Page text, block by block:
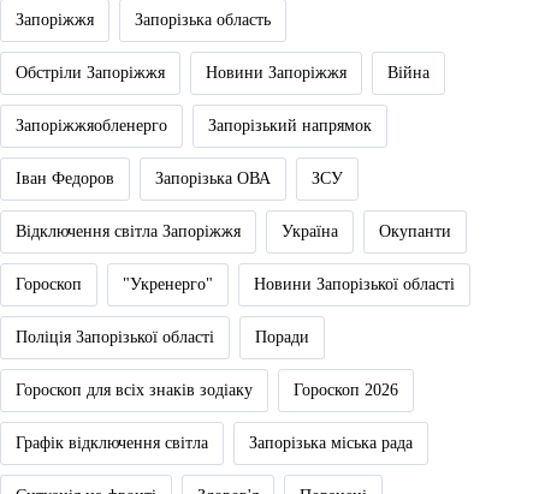
Запоріжжя Запорізька область
Обстріли Запоріжжя Новини Запоріжжя Війна
Запоріжжяобленерго Запорізький напрямок
Іван Федоров Запорізька ОВА ЗСУ
Відключення світла Запоріжжя Україна Окупанти
Гороскоп "Укренерго" Новини Запорізької області
Поліція Запорізької області Поради
Гороскоп для всіх знаків зодіаку Гороскоп 2026
Графік відключення світла Запорізька міська рада